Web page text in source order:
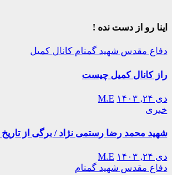
اینا رو از دست نده !
دفاع مقدس شهید گمنام کانال کمیل
راز کانال کمیل چیست
دی ۲۴, ۱۴۰۳
M.E
خبری
شهید محمد رضا رستمی نژاد / برگی از تاریخ
دی ۲۴, ۱۴۰۳
M.E
دفاع مقدس شهید گمنام